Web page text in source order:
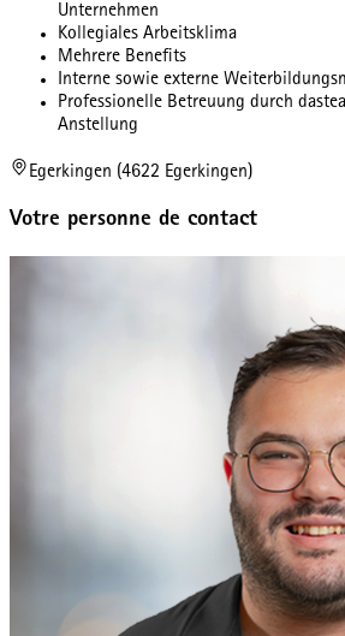
Unternehmen
Kollegiales Arbeitsklima
Mehrere Benefits
Interne sowie externe
Professionelle Betreuung durch
Anstellung
Egerkingen (4622 Egerkingen)
Votre personne de contact